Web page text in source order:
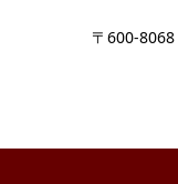
〒600-